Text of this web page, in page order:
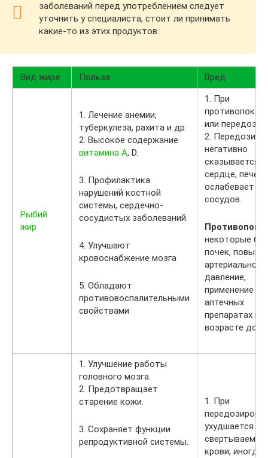
заболеваний перед употреблением следует
уточнить у специалиста, стоит ли принимать
какие-то из этих продуктов.
Вид жира Польза Вред
Рыбий
жир
1. Лечение анемии,
туберкулеза, рахита и др.
2. Высокое содержание
витамина А, D.
3. Профилактика
нарушений костной
системы, сердечно-
сосудистых заболеваний.
4. Улучшают
кровоснабжение мозга
5. Обладают
противовоспалительными
свойствами
1. При
или
2.
негативно
сказывается
сердце,
ослабевает
сосудов.
некоторые
почек,
артериальное
давление,
применение в
аптечных
препаратах в
возрасте до
1. Улучшение работы
головного мозга.
2. Предотвращает
старение кожи.
3. Сохраняет функции
репродуктивной системы.
1. При
ухудшается
крови, иногда